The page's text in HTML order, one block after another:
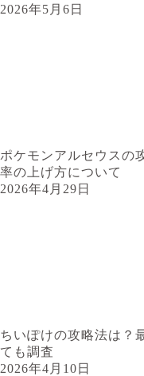
2026年5月6日
ポケモンアルセウスの
率の上げ方について
2026年4月29日
ちいぽけの攻略法は？
ても調査
2026年4月10日